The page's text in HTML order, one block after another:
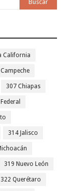
California
307 Chiapas
314 Jalisco
319 Nuevo León
322 Querétaro